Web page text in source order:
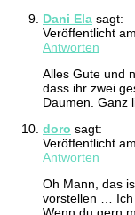
Dani Ela sagt:
Veröffentlicht am
Antworten
Alles Gute und
dass ihr zwei
Daumen. Ganz
doro sagt:
Veröffentlicht am
Antworten
Oh Mann, das
vorstellen … Ich
Wenn du gern